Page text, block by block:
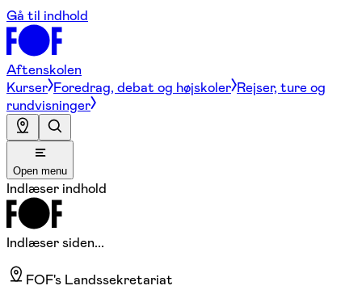
Gå til indhold
Aftenskolen
Kurser Foredrag, debat og højskoler Rejser, ture og
rundvisninger
Open menu
Indlæser indhold
Indlæser siden...
FOF's Landssekretariat